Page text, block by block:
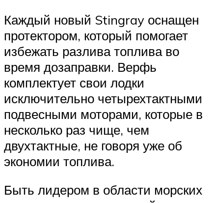
Каждый новый Stingray оснащен
протектором, который помогает
избежать разлива топлива во
время дозаправки. Верфь
комплектует свои лодки
исключительно четырехтактными
подвесными моторами, которые в
несколько раз чище, чем
двухтактные, не говоря уже об
экономии топлива.
Быть лидером в области морских